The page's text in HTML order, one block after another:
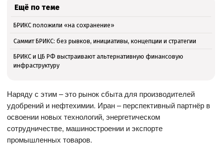
Ещё по теме
БРИКС положили «на сохранение»
Саммит БРИКС: без рывков, инициативы, концепции и стратегии
БРИКС и ЦБ РФ выстраивают альтернативную финансовую
инфраструктуру
Наряду с этим – это рынок сбыта для производителей
удобрений и нефтехимии. Иран – перспективный партнёр в
освоении новых технологий, энергетическом
сотрудничестве, машиностроении и экспорте
промышленных товаров.